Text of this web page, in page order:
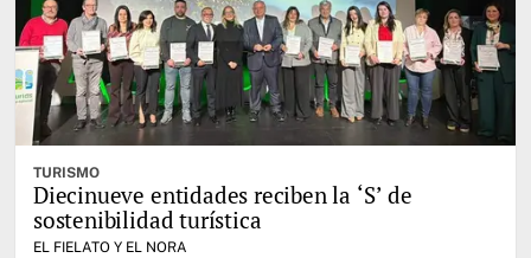
TURISMO
Diecinueve entidades reciben la ‘S’ de
sostenibilidad turística
EL FIELATO Y EL NORA